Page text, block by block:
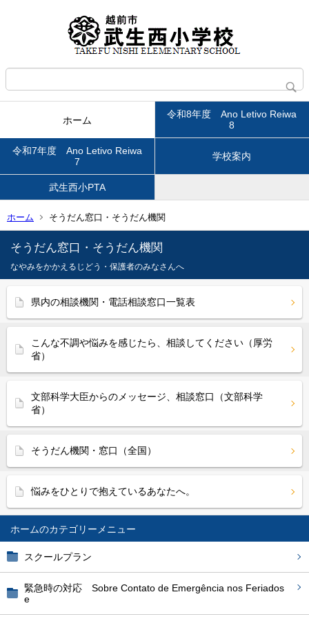
ホーム
令和8年度 Ano Letivo Reiwa
8
令和7年度 Ano Letivo Reiwa
7
学校案内
武生西小PTA
ホーム そうだん窓口・そうだん機関
ホーム
スクールプラン
緊急時の対応 Sobre Contato de Emergência nos Feriados
e
そうだん窓口・そうだん機関
なやみをかかえるじどう・保護者のみなさんへ
県内の相談機関・電話相談窓口一覧表
こんな不調や悩みを感じたら、相談してください（厚労
省）
文部科学大臣からのメッセージ、相談窓口（文部科学
省）
そうだん機関・窓口（全国）
悩みをひとりで抱えているあなたへ。